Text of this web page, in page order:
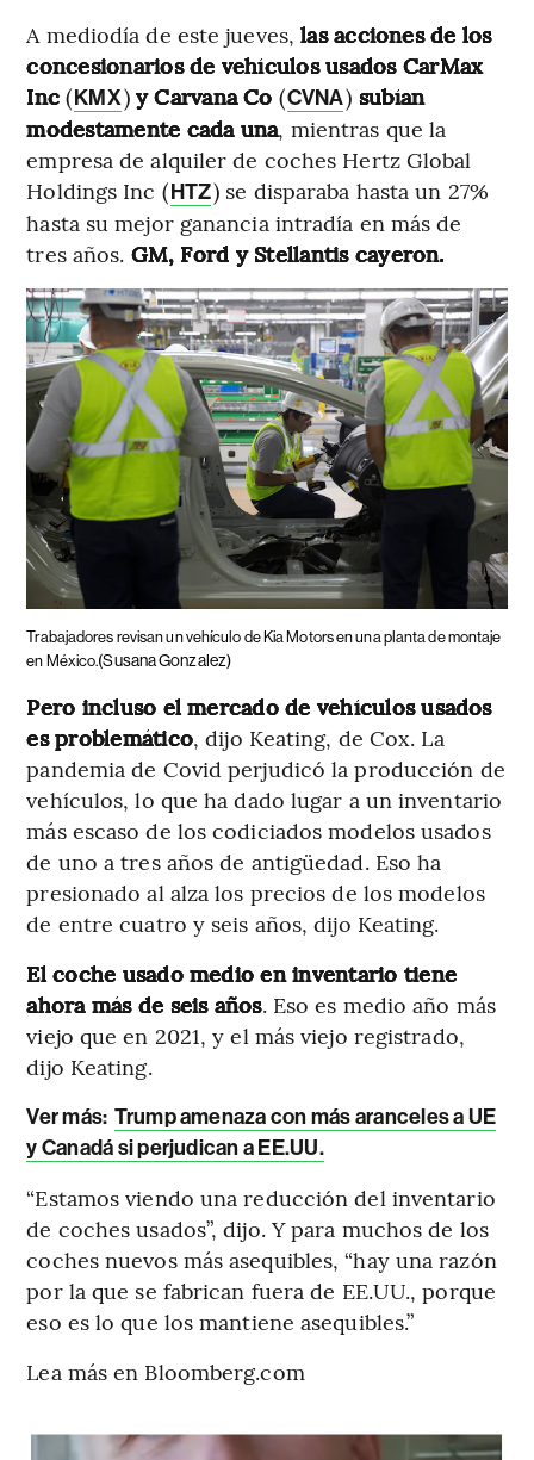
A mediodía de este jueves,las acciones de los
concesionarios de vehículos usados CarMax
Inc (KMX) y Carvana Co (CVNA) subían
modestamente cada una, mientras que la
empresa de alquiler de coches Hertz Global
Holdings Inc (HTZ) se disparaba hasta un 27%
hasta su mejor ganancia intradía en más de
tres años. GM, Ford y Stellantis cayeron.
Trabajadores revisan un vehículo de Kia Motors en una planta de montaje
en México.(Susana Gonzalez)
Pero incluso el mercado de vehículos usados
es problemático, dijo Keating, de Cox. La
pandemia de Covid perjudicó la producción de
vehículos, lo que ha dado lugar a un inventario
más escaso de los codiciados modelos usados
de uno a tres años de antigüedad. Eso ha
presionado al alza los precios de los modelos
de entre cuatro y seis años, dijo Keating.
El coche usado medio en inventario tiene
ahora más de seis años. Eso es medio año más
viejo que en 2021, y el más viejo registrado,
dijo Keating.
Ver más: Trump amenaza con más aranceles a UE
y Canadá si perjudican a EE.UU.
“Estamos viendo una reducción del inventario
de coches usados”, dijo. Y para muchos de los
coches nuevos más asequibles, “hay una razón
por la que se fabrican fuera de EE.UU., porque
eso es lo que los mantiene asequibles.”
Lea más en Bloomberg.com